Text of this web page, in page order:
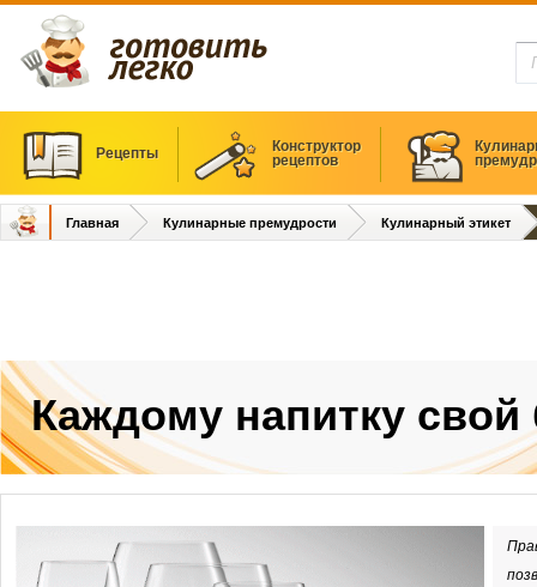
Рецепты
Конструктор
рецептов
Главная Кулинарные премудрости Кулинарный этикет
Каждому напитку свой